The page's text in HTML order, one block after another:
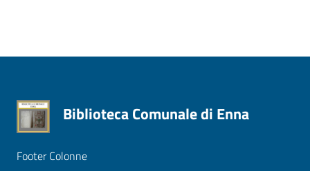
Biblioteca Comunale di Enna
Footer Colonne